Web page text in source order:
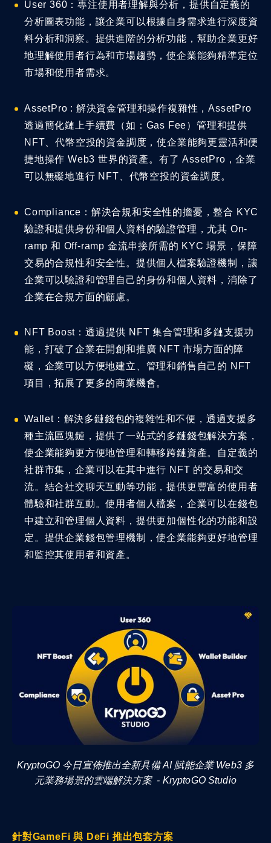
User 360：專注使用者理解與分析，提供自定義的
分析圖表功能，讓企業可以根據自身需求進行深度資
料分析和洞察。提供進階的分析功能，幫助企業更好
地理解使用者行為和市場趨勢，使企業能夠精準定位
市場和使用者需求。
AssetPro : 解決資金管理和操作複雜性，AssetPro
透過簡化鏈上手續費（如：Gas Fee）管理和提供
NFT、代幣空投的資金調度，使企業能夠更靈活和便
捷地操作 Web3 世界的資產。有了 AssetPro，企業
可以無礙地進行 NFT、代幣空投的資金調度。
Compliance：解決合規和安全性的擔憂，整合 KYC
驗證和提供身份和個人資料的驗證管理，尤其 On-
ramp 和 Off-ramp 金流串接所需的 KYC 場景，保障
交易的合規性和安全性。提供個人檔案驗證機制，讓
企業可以驗證和管理自己的身份和個人資料，消除了
企業在合規方面的顧慮。
NFT Boost：透過提供 NFT 集合管理和多鏈支援功
能，打破了企業在開創和推廣 NFT 市場方面的障
礙，企業可以方便地建立、管理和銷售自己的 NFT
項目，拓展了更多的商業機會。
Wallet：解決多鏈錢包的複雜性和不便，透過支援多
種主流區塊鏈，提供了一站式的多鏈錢包解決方案，
使企業能夠更方便地管理和轉移跨鏈資產。自定義的
社群市集，企業可以在其中進行 NFT 的交易和交
流。結合社交聊天互動等功能，提供更豐富的使用者
體驗和社群互動。使用者個人檔案，企業可以在錢包
中建立和管理個人資料，提供更加個性化的功能和設
定。提供企業錢包管理機制，使企業能夠更好地管理
和監控其使用者和資產。
KryptoGO 今日宣佈推出全新具備 AI 賦能企業 Web3 多
元業務場景的雲端解決方案 - KryptoGO Studio
針對GameFi 與 DeFi 推出包套方案